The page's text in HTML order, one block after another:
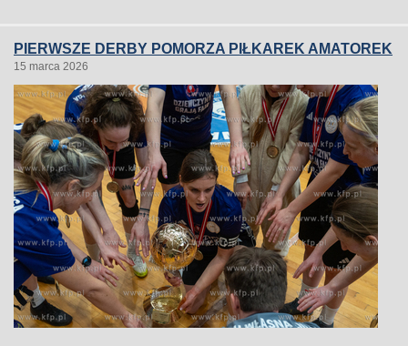
PIERWSZE DERBY POMORZA PIŁKAREK AMATOREK
15 marca 2026